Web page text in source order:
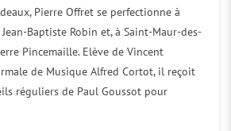
Pierre Offret se perfectionne à
Baptiste Robin et, à Saint-Maur-des-
Pincemaille. Elève de Vincent
de Musique Alfred Cortot, il reçoit
réguliers de Paul Goussot pour